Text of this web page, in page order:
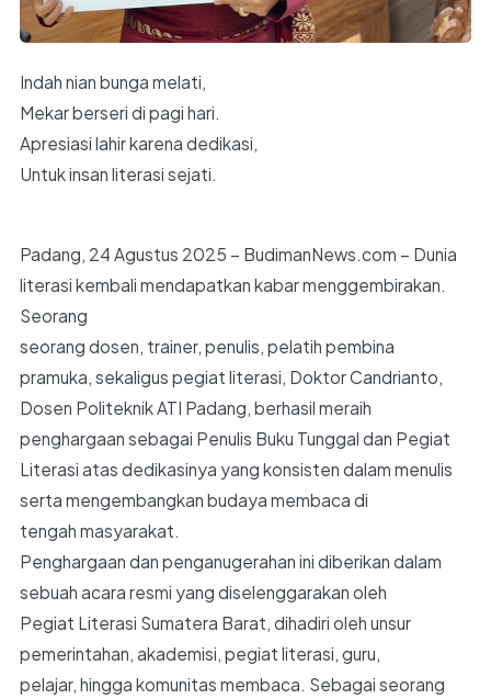
Indah nian bunga melati,
Mekar berseri di pagi hari.
Apresiasi lahir karena dedikasi,
Untuk insan literasi sejati.
Padang, 24 Agustus 2025 – BudimanNews.com – Dunia
literasi kembali mendapatkan kabar menggembirakan.
Seorang
seorang dosen, trainer, penulis, pelatih pembina
pramuka, sekaligus pegiat literasi, Doktor Candrianto,
Dosen Politeknik ATI Padang, berhasil meraih
penghargaan sebagai Penulis Buku Tunggal dan Pegiat
Literasi atas dedikasinya yang konsisten dalam menulis
serta mengembangkan budaya membaca di
tengah masyarakat.
Penghargaan dan penganugerahan ini diberikan dalam
sebuah acara resmi yang diselenggarakan oleh
Pegiat Literasi Sumatera Barat, dihadiri oleh unsur
pemerintahan, akademisi, pegiat literasi, guru,
pelajar, hingga komunitas membaca. Sebagai seorang